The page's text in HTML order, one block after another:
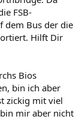
FSB-
dem Bus der die
Hilft Dir
Bios
bin ich aber
zickig mit viel
mir aber nicht